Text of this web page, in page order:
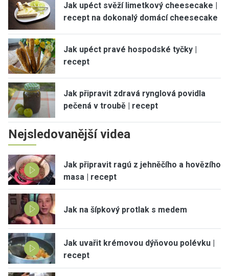
Jak upéct svěží limetkový cheesecake |
recept na dokonalý domácí cheesecake
Jak upéct pravé hospodské tyčky |
recept
Jak připravit zdravá rynglová povidla
pečená v troubě | recept
Nejsledovanější videa
Jak připravit ragú z jehněčího a hovězího
masa | recept
Jak na šípkový protlak s medem
Jak uvařit krémovou dýňovou polévku |
recept